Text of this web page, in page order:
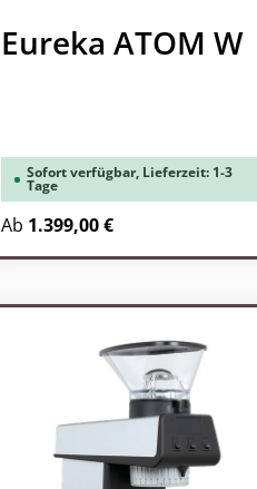
Eureka ATOM W
Sofort verfügbar, Lieferzeit: 1-3
Tage
Regulärer Preis:
Ab 1.399,00 €